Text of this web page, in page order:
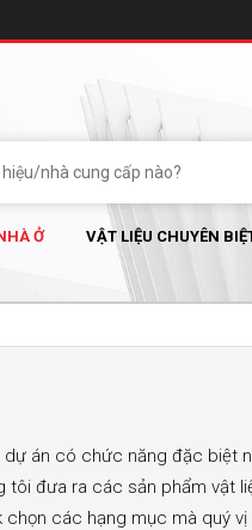
Ở VẬT LIỆU CHUYÊN
án có chức năng đặc biệt
tôi đưa ra các sản phẩm vật
các hạng mục mà quý vị